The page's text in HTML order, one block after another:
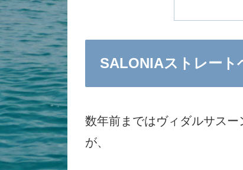
SALONIAストレート
数年前まではヴィダルサス
が、